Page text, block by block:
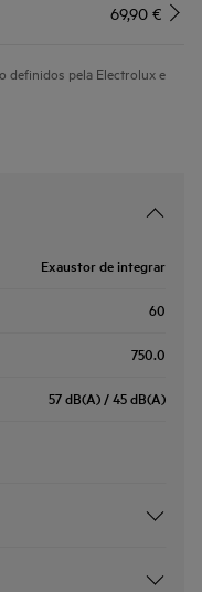
69,90 €
definidos pela Electrolux e
Exaustor de integrar
60
750.0
57 dB(A) / 45 dB(A)